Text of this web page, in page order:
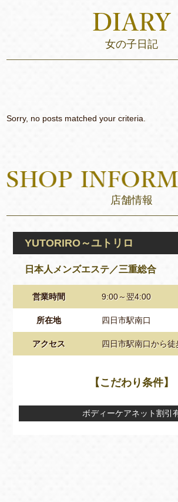
女の子日記
Sorry, no posts matched your criteria.
店舗情報
YUTORIRO～ユトリロ
日本人メンズエステ／三重総合
営業時間 9:00～翌4:00
所在地 四日市駅南口
アクセス 四日市駅南口から徒
【こだわり条件】
ボディーケアネット割引